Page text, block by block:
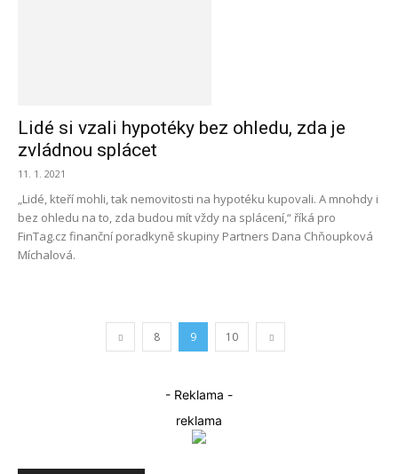
Lidé si vzali hypotéky bez ohledu, zda je
zvládnou splácet
11. 1. 2021
„Lidé, kteří mohli, tak nemovitosti na hypotéku kupovali. A mnohdy i
bez ohledu na to, zda budou mít vždy na splácení,“ říká pro
FinTag.cz finanční poradkyně skupiny Partners Dana Chňoupková
Míchalová.
8 9 10
- Reklama -
reklama